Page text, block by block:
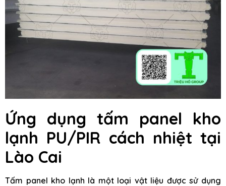
Ứng dụng tấm panel kho
lạnh PU/PIR cách nhiệt tại
Lào Cai
Tấm panel kho lạnh là một loại vật liệu được sử dụng